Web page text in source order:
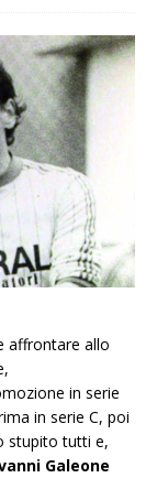
affrontare allo
in serie
in serie C, poi
stupito tutti e,
Galeone